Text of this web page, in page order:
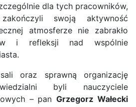
dla tych pracowników,
swoją aktywność
atmosferze nie zabrakło
i refleksji nad wspólnie
oraz sprawną organizację
byli nauczyciele
– panGrzegorz Wałecki